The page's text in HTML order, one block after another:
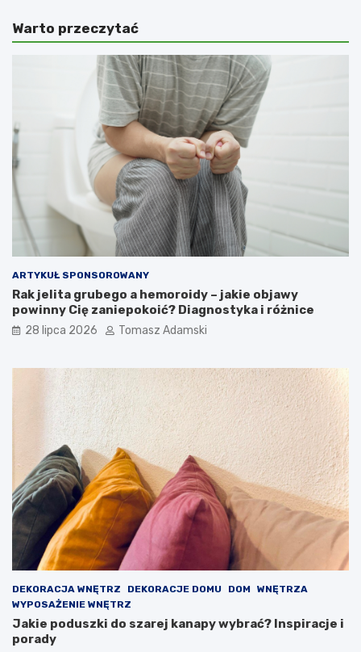
Warto przeczytać
ARTYKUŁ SPONSOROWANY
Rak jelita grubego a hemoroidy – jakie objawy
powinny Cię zaniepokoić? Diagnostyka i różnice
28 lipca 2026 Tomasz Adamski
DEKORACJA WNĘTRZ DEKORACJE DOMU DOM
WNĘTRZA
WYPOSAŻENIE WNĘTRZ
Jakie poduszki do szarej kanapy wybrać? Inspiracje i
porady